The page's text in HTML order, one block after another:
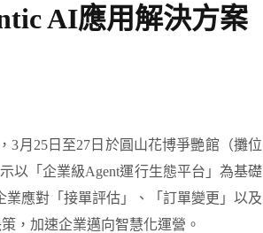
AI應用解決方案
3月25日至27日於圓山花博爭艷館（攤位
以「企業級Agent運行生態平台」為基礎
應對「接單評估」、「訂單變更」以及
，加速企業邁向智慧化運營。